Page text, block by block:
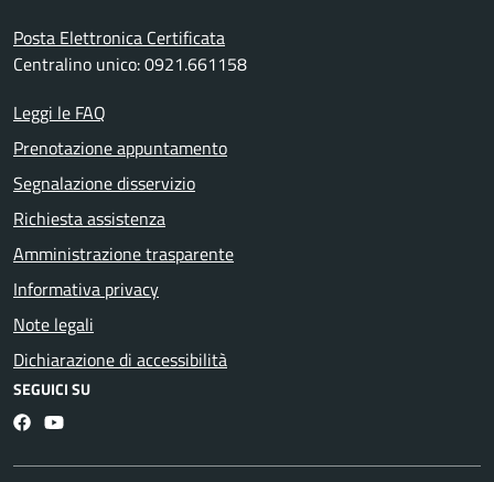
Posta Elettronica Certificata
Centralino unico: 0921.661158
Leggi le FAQ
Prenotazione appuntamento
Segnalazione disservizio
Richiesta assistenza
Amministrazione trasparente
Informativa privacy
Note legali
Dichiarazione di accessibilità
SEGUICI SU
FacebookYouTube